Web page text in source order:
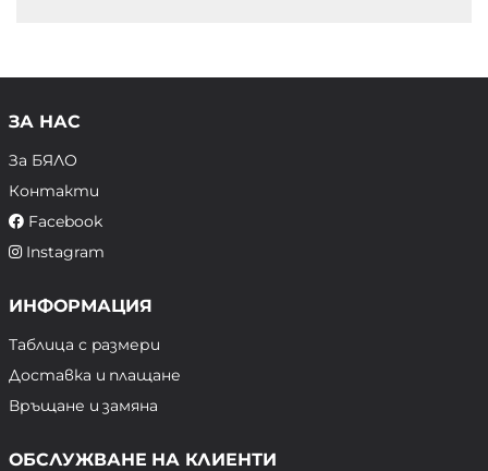
ЗА НАС
За БЯЛО
Контакти
Facebook
Instagram
ИНФОРМАЦИЯ
Таблица с размери
Доставка и плащане
Връщане и замяна
ОБСЛУЖВАНЕ НА КЛИЕНТИ